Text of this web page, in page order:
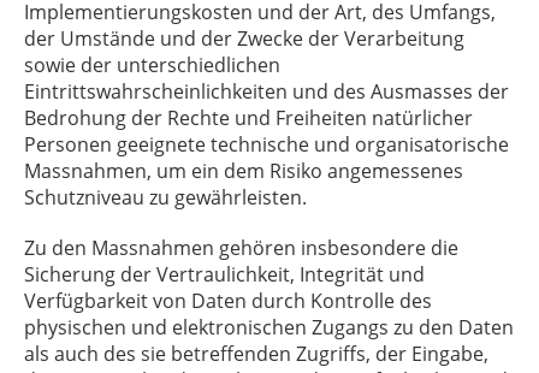
Implementierungskosten und der Art, des Umfangs,
der Umstände und der Zwecke der Verarbeitung
sowie der unterschiedlichen
Eintrittswahrscheinlichkeiten und des Ausmasses der
Bedrohung der Rechte und Freiheiten natürlicher
Personen geeignete technische und organisatorische
Massnahmen, um ein dem Risiko angemessenes
Schutzniveau zu gewährleisten.
Zu den Massnahmen gehören insbesondere die
Sicherung der Vertraulichkeit, Integrität und
Verfügbarkeit von Daten durch Kontrolle des
physischen und elektronischen Zugangs zu den Daten
als auch des sie betreffenden Zugriffs, der Eingabe,